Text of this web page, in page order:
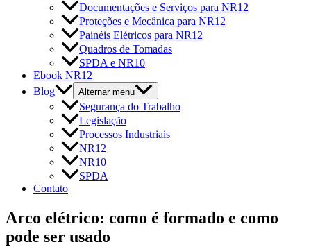
Documentações e Serviços para NR12
Proteções e Mecânica para NR12
Painéis Elétricos para NR12
Quadros de Tomadas
SPDA e NR10
Ebook NR12
Blog
Alternar menu
Segurança do Trabalho
Legislação
Processos Industriais
NR12
NR10
SPDA
Contato
Arco elétrico: como é formado e como
pode ser usado